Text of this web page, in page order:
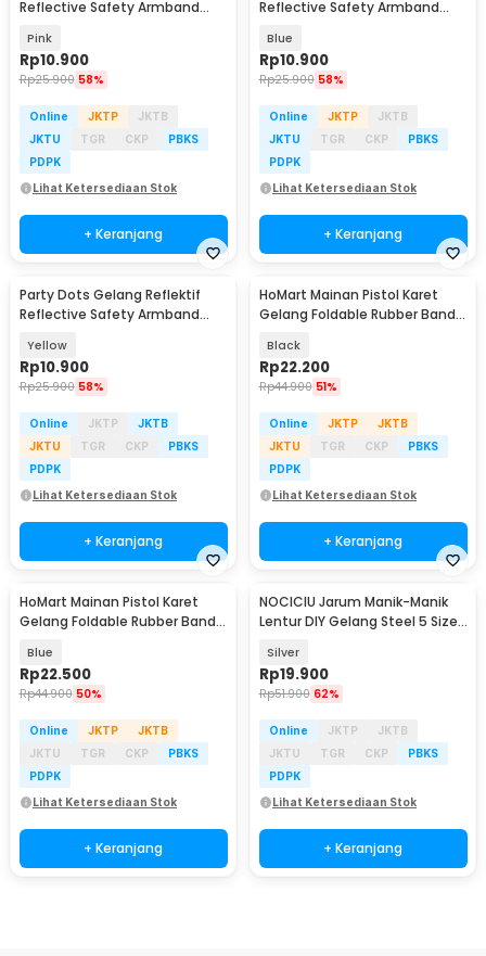
Reflective Safety Armband
Pink
Rp10.900
Rp25.900 58%
Online JKTP
JKTB
JKTU
TGR CKP
PBKS
PDPK
Lihat Ketersediaan Stok
+ Keranjang
Reflective Safety Armband
Blue
Rp10.900
Rp25.900 58%
Online JKTP
JKTB
JKTU
TGR CKP
PBKS
PDPK
Lihat Ketersediaan Stok
+ Keranjang
Party Dots Gelang Reflektif
Reflective Safety Armband
Yellow
Rp10.900
Rp25.900 58%
Online JKTP
JKTB
JKTU
TGR CKP
PBKS
PDPK
Lihat Ketersediaan Stok
+ Keranjang
HoMart Mainan Pistol Karet
Gelang Foldable Rubber Band
Black
Rp22.200
Rp44.900 51%
Online JKTP
JKTB
JKTU
TGR CKP
PBKS
PDPK
Lihat Ketersediaan Stok
+ Keranjang
HoMart Mainan Pistol Karet
Gelang Foldable Rubber Band
Blue
Rp22.500
Rp44.900 50%
Online JKTP
JKTB
JKTU
TGR CKP
PBKS
PDPK
Lihat Ketersediaan Stok
+ Keranjang
NOCICIU Jarum Manik-Manik
Lentur DIY Gelang Steel 5 Size
Silver
Rp19.900
Rp51.900 62%
Online JKTP
JKTB
JKTU
TGR CKP
PBKS
PDPK
Lihat Ketersediaan Stok
+ Keranjang